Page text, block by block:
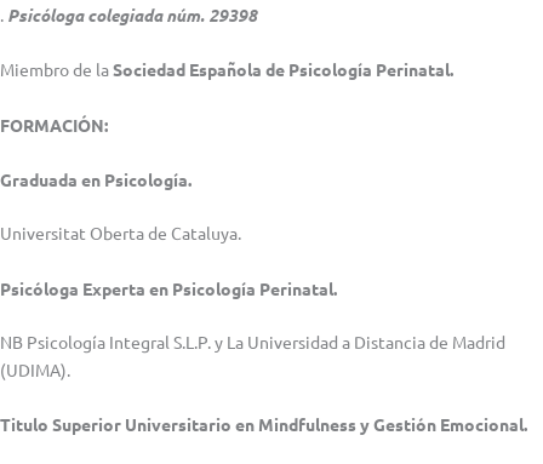
. Psicóloga colegiada núm. 29398
Miembro de laSociedad Española de Psicología Perinatal.
FORMACIÓN:
Graduada en Psicología.
Universitat Oberta de Cataluya.
Psicóloga Experta en Psicología Perinatal.
NB Psicología Integral S.L.P. y La Universidad a Distancia de Madrid
(UDIMA).
Titulo Superior Universitario en Mindfulness y Gestión Emocional.